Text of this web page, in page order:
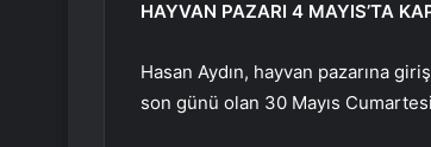
HAYVAN PAZARI 4 MAYIS’TA
Hasan Aydın, hayvan pazarına
son günü olan 30 Mayıs